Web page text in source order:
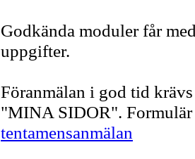
Godkända moduler får
uppgifter.
Föranmälan i god tid
"MINA SIDOR". Formulär
tentamensanmälan